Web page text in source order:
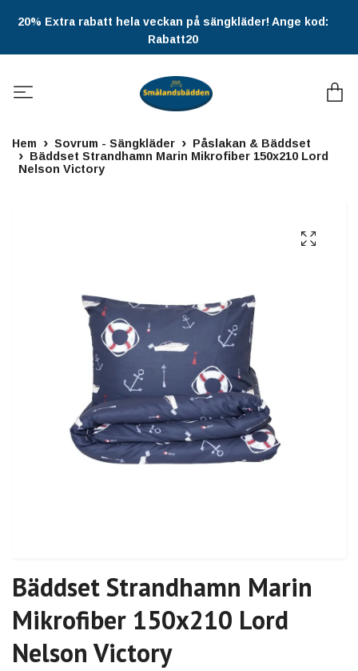
20% Extra rabatt hela veckan på sängkläder! Ange kod:
Rabatt20
Hem Sovrum - Sängkläder
Påslakan & Bäddset
Bäddset Strandhamn Marin Mikrofiber 150x210 Lord
Nelson Victory
Bäddset Strandhamn Marin
Mikrofiber 150x210 Lord
Nelson Victory